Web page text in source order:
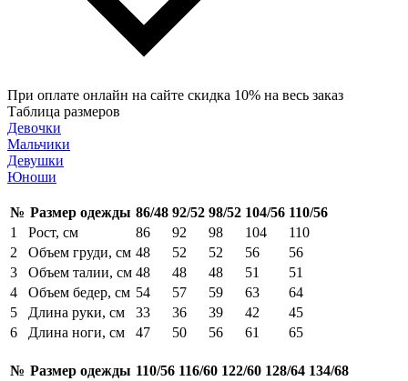
При оплате онлайн на сайте скидка 10% на весь заказ
Таблица размеров
Девочки
Мальчики
Девушки
Юноши
№ Размер одежды 86/48 92/52 98/52 104/56 110/56
1
Рост, см 86 92 98 104
110
2
Объем груди, см 48 52 52 56
56
3
Объем талии, см 48 48 48 51
51
4
Объем бедер, см 54 57 59 63
64
5
Длина руки, см 33 36 39 42
45
6
Длина ноги, см 47 50 56 61 65
№ Размер одежды 110/56 116/60 122/60 128/64 134/68